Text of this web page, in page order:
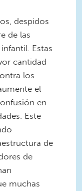
despidos
de las
Estas
cantidad
los
el
en
Este
de
de
muchas